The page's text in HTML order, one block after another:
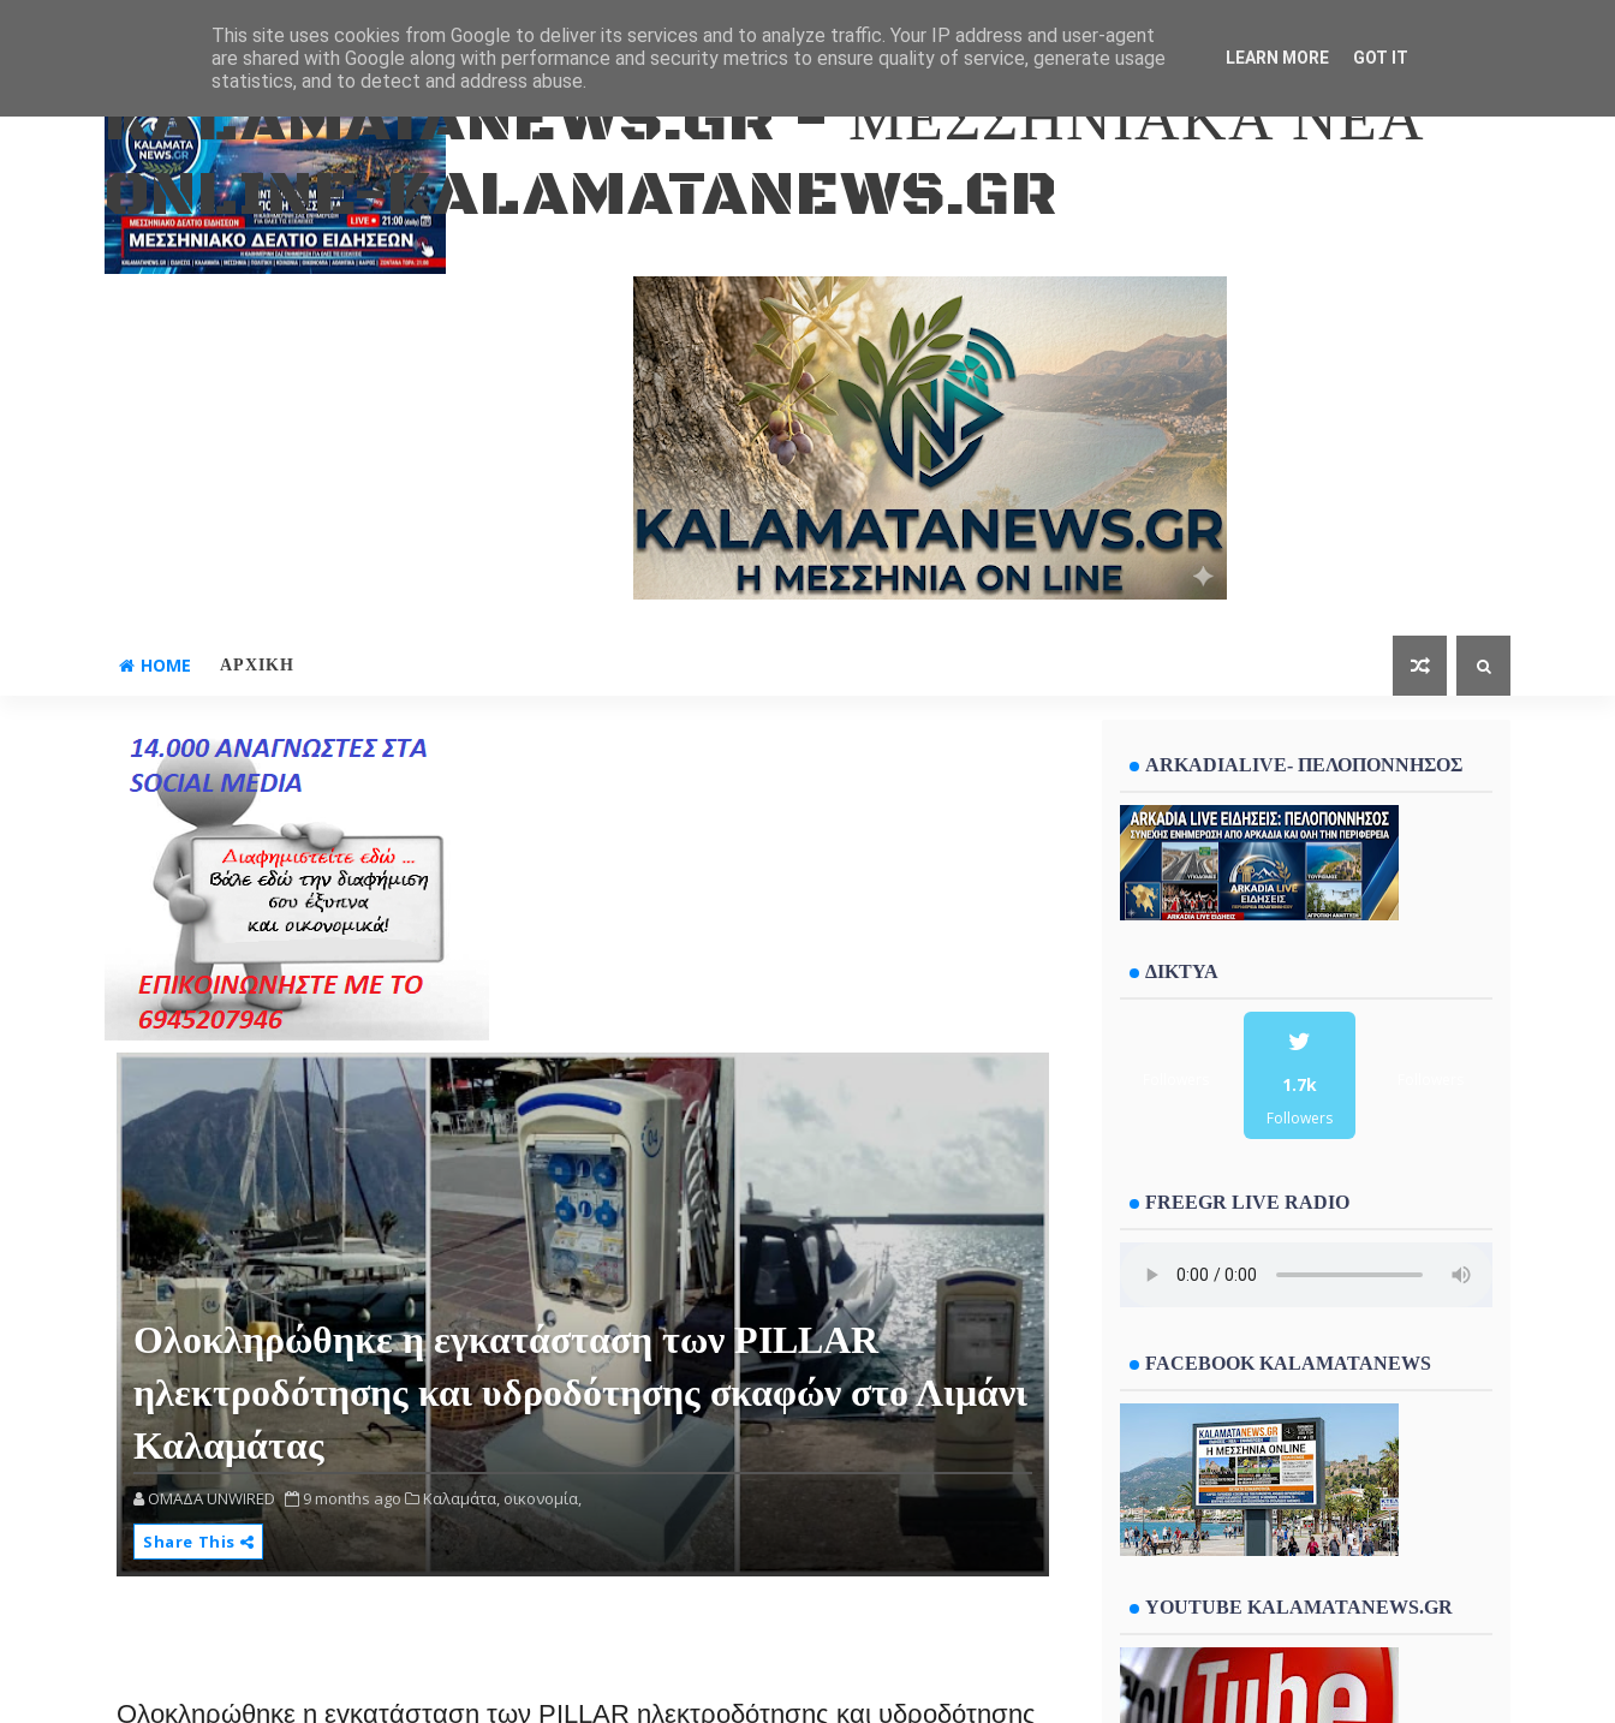
Aug 7, 2026
KALAMATANEWS.GR - ΜΕΣΣΗΝΙΑΚΑ ΝΕΑ
ONLINE-KALAMATANEWS.GR
HOME ΑΡΧΙΚΗ
Ολοκληρώθηκε η εγκατάσταση των PILLAR
ηλεκτροδότησης και υδροδότησης σκαφών στο Λιμάνι
Καλαμάτας
OMAΔΑ UNWIRED 9 months ago Καλαμάτα,οικονομία,
Share This
Ολοκληρώθηκε η εγκατάσταση των PILLAR ηλεκτροδότησης και υδροδότησης
ARKADIALIVE- ΠΕΛΟΠΟΝΝΗΣΟΣ
ΔΙΚΤΥΑ
1.7k
Followers
FREEGR LIVE RADIO
FACEBOOK KALAMATANEWS
YOUTUBE KALAMATANEWS.GR
This site uses cookies from Google to deliver its services and to analyze traffic. Your IP address and user-agent
are shared with Google along with performance and security metrics to ensure quality of service, generate usage
statistics, and to detect and address abuse.
LEARN MORE GOT IT